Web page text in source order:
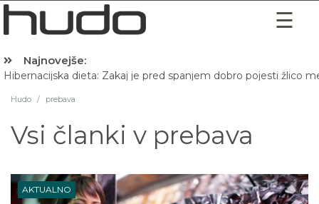
Najnovejše:
Hibernacijska dieta: Zakaj je pred spanjem dobro pojesti žlico
Hudo / prebava
Vsi članki v prebava
AKTUALNO